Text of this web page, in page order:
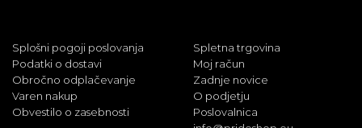
Splošni pogoji poslovanja
Podatki o dostavi
Obročno odplačevanje
Varen nakup
Obvestilo o zasebnosti
Spletna trgovina
Moj račun
Zadnje novice
O podjetju
Poslovalnica